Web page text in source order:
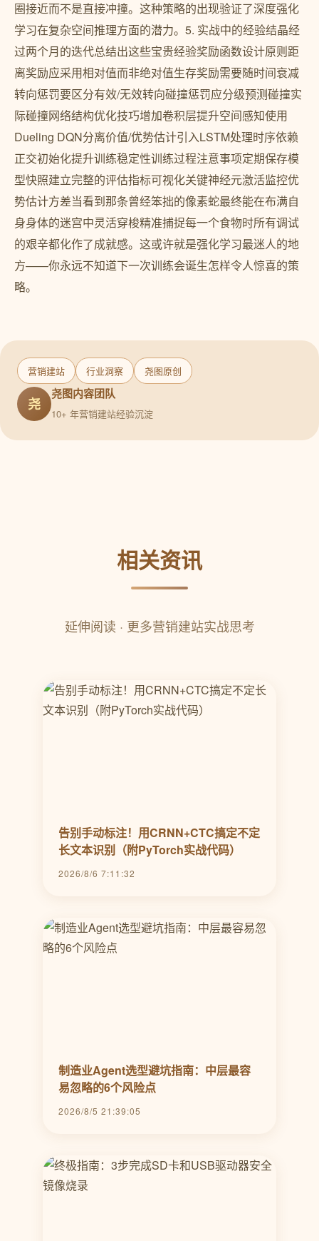
圈接近而不是直接冲撞。这种策略的出现验证了深度强化
学习在复杂空间推理方面的潜力。5. 实战中的经验结晶经
过两个月的迭代总结出这些宝贵经验奖励函数设计原则距
离奖励应采用相对值而非绝对值生存奖励需要随时间衰减
转向惩罚要区分有效/无效转向碰撞惩罚应分级预测碰撞实
际碰撞网络结构优化技巧增加卷积层提升空间感知使用
Dueling DQN分离价值/优势估计引入LSTM处理时序依赖
正交初始化提升训练稳定性训练过程注意事项定期保存模
型快照建立完整的评估指标可视化关键神经元激活监控优
势估计方差当看到那条曾经笨拙的像素蛇最终能在布满自
身身体的迷宫中灵活穿梭精准捕捉每一个食物时所有调试
的艰辛都化作了成就感。这或许就是强化学习最迷人的地
方——你永远不知道下一次训练会诞生怎样令人惊喜的策
略。
营销建站 行业洞察 尧图原创
尧
尧图内容团队
10+ 年营销建站经验沉淀
相关资讯
延伸阅读 · 更多营销建站实战思考
告别手动标注！用CRNN+CTC搞定不定
长文本识别（附PyTorch实战代码）
2026/8/6 7:11:32
制造业Agent选型避坑指南：中层最容
易忽略的6个风险点
2026/8/5 21:39:05